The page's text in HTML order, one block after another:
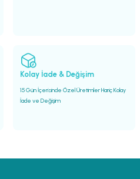
Kolay İade & Değişim
15 Gün İçerisinde Özel Üretimler Hariç Kolay
İade ve Değişim